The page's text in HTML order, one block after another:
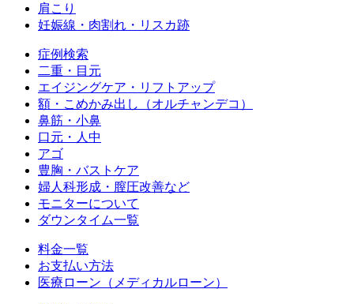
肩こり
妊娠線・肉割れ・リスカ跡
症例検索
二重・目元
エイジングケア・リフトアップ
額・こめかみ出し（オルチャンデコ）
鼻筋・小鼻
口元・人中
アゴ
豊胸・バストケア
婦人科形成・膣圧改善など
モニターについて
ダウンタイム一覧
料金一覧
お支払い方法
医療ローン（メディカルローン）